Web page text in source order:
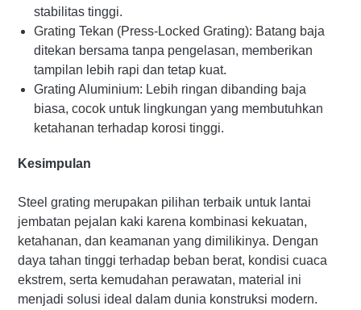
stabilitas tinggi.
Grating Tekan (Press-Locked Grating): Batang baja
ditekan bersama tanpa pengelasan, memberikan
tampilan lebih rapi dan tetap kuat.
Grating Aluminium: Lebih ringan dibanding baja
biasa, cocok untuk lingkungan yang membutuhkan
ketahanan terhadap korosi tinggi.
Kesimpulan
Steel grating merupakan pilihan terbaik untuk lantai
jembatan pejalan kaki karena kombinasi kekuatan,
ketahanan, dan keamanan yang dimilikinya. Dengan
daya tahan tinggi terhadap beban berat, kondisi cuaca
ekstrem, serta kemudahan perawatan, material ini
menjadi solusi ideal dalam dunia konstruksi modern.